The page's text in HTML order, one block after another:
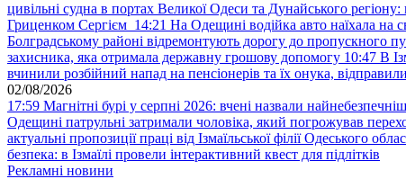
цивільні судна в портах Великої Одеси та Дунайського
Гриценком Сергієм 14:21 На Одещині водійка авто наїхала на
Болградському районі відремонтують дорогу до пропускного
захисника, яка отримала державну грошову допомогу 10:47 В
вчинили розбійний напад на пенсіонерів та їх онука,
02/08/2026
17:59 Магнітні бурі у серпні 2026: вчені назвали
Одещині патрульні затримали чоловіка, який погрожував
актуальні пропозиції праці від Ізмаїльської філії Одеського
безпека: в Ізмаїлі провели інтерактивний квест для підлітків
Рекламні новини